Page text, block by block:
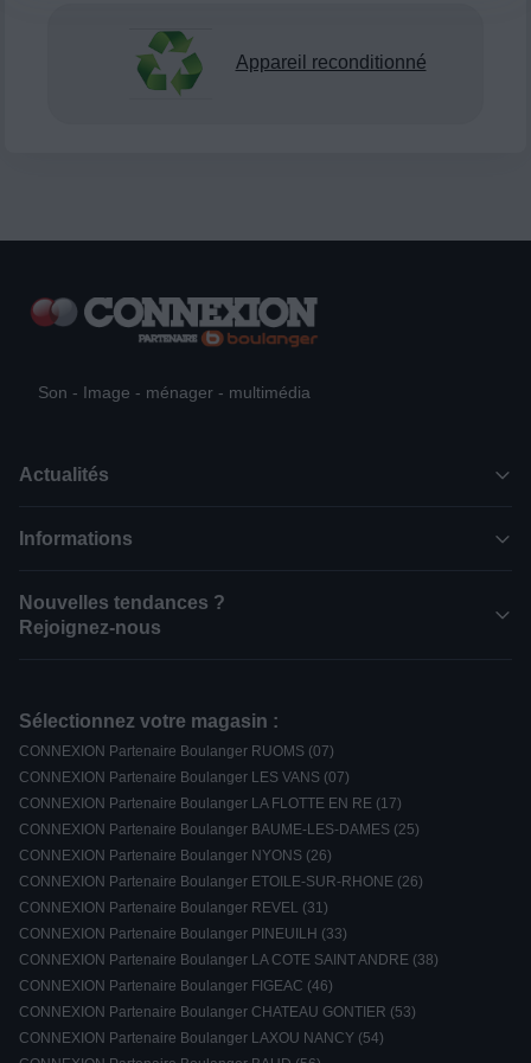
Appareil reconditionné
Son - Image - ménager - multimédia
Actualités
Informations
Nouvelles tendances ?
Rejoignez-nous
Sélectionnez votre magasin :
CONNEXION Partenaire Boulanger RUOMS (07)
CONNEXION Partenaire Boulanger LES VANS (07)
CONNEXION Partenaire Boulanger LA FLOTTE EN RE (17)
CONNEXION Partenaire Boulanger BAUME-LES-DAMES (25)
CONNEXION Partenaire Boulanger NYONS (26)
CONNEXION Partenaire Boulanger ETOILE-SUR-RHONE (26)
CONNEXION Partenaire Boulanger REVEL (31)
CONNEXION Partenaire Boulanger PINEUILH (33)
CONNEXION Partenaire Boulanger LA COTE SAINT ANDRE (38)
CONNEXION Partenaire Boulanger FIGEAC (46)
CONNEXION Partenaire Boulanger CHATEAU GONTIER (53)
CONNEXION Partenaire Boulanger LAXOU NANCY (54)